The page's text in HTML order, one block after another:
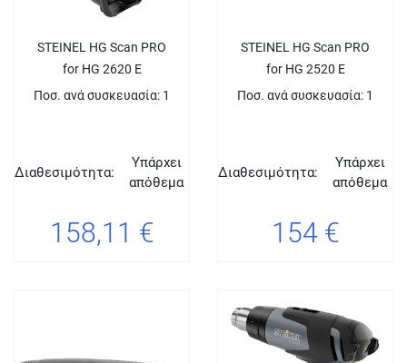
STEINEL HG Scan PRO
for HG 2620 E
Ποσ. ανά συσκευασία: 1
Διαθεσιμότητα:
Υπάρχει
απόθεμα
158,11 €
STEINEL HG Scan PRO
for HG 2520 E
Ποσ. ανά συσκευασία: 1
Διαθεσιμότητα:
Υπάρχει
απόθεμα
154 €